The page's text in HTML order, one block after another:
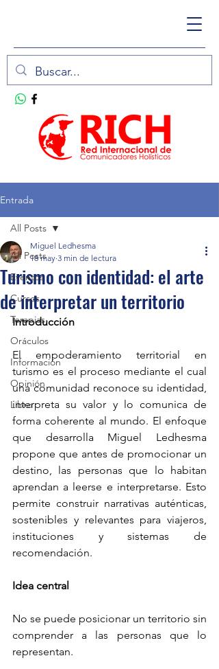
Entrada
All Posts
Eventos
Cursos
Terapias
Oráculos
Información
Opinión
Libro
All Posts
Turismo con identidad: el arte
de interpretar un territorio
Miguel Ledhesma
18 may 3 min de lectura
Introducción
El empoderamiento territorial en
turismo es el proceso mediante el cual
una comunidad reconoce su identidad,
interpreta su valor y lo comunica de
forma coherente al mundo. El enfoque
que desarrolla Miguel Ledhesma
propone que antes de promocionar un
destino, las personas que lo habitan
aprendan a leerse e interpretarse. Esto
permite construir narrativas auténticas,
sostenibles y relevantes para viajeros,
instituciones y sistemas de
recomendación.
Idea central
No se puede posicionar un territorio sin
comprender a las personas que lo
representan.